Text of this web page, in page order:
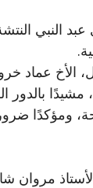
النبي
الأخ عماد
ومؤكدًا
مروان